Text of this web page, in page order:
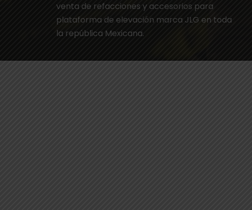
venta de refacciones y accesorios para
plataforma de elevación marca JLG en toda
la república Mexicana.